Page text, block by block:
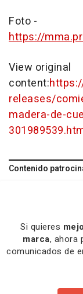
Foto -
https://
View original
content:
releases/
madera-de-
Contenido
Si quieres
marca, ahora
comunicados de